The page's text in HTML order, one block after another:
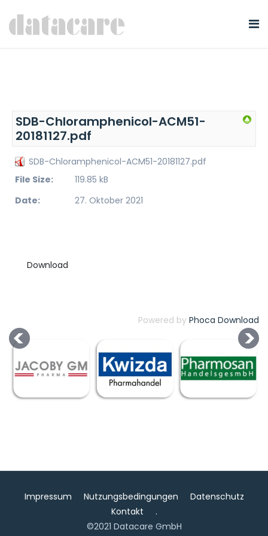
SDB-Chloramphenicol-ACM51-
20181127.pdf
SDB-Chloramphenicol-ACM51-20181127.pdf
File Size:
119.85 kB
Date:
27. Oktober 2021
Powered by Phoca Download
Impressum Nutzungsbedingungen
Datenschutz
Kontakt
.
©2021 Datacare GmbH